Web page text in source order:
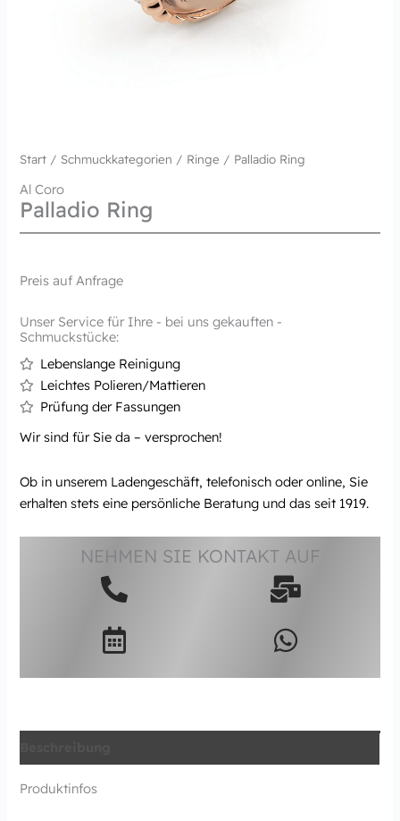
Start / Schmuckkategorien / Ringe / Palladio Ring
Al Coro
Palladio Ring
Preis auf Anfrage
Unser Service für Ihre - bei uns gekauften -
Schmuckstücke:
Lebenslange Reinigung
Leichtes Polieren/Mattieren
Prüfung der Fassungen
Wir sind für Sie da – versprochen!
Ob in unserem Ladengeschäft, telefonisch oder online, Sie
erhalten stets eine persönliche Beratung und das seit 1919.
NEHMEN SIE KONTAKT AUF
Produktinfos